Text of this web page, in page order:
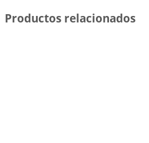
Productos relacionados